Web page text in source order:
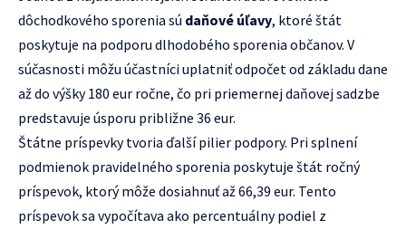
dôchodkového sporenia sú daňové úľavy, ktoré štát
poskytuje na podporu dlhodobého sporenia občanov. V
súčasnosti môžu účastníci uplatniť odpočet od základu dane
až do výšky 180 eur ročne, čo pri priemernej daňovej sadzbe
predstavuje úsporu približne 36 eur.
Štátne príspevky tvoria ďalší pilier podpory. Pri splnení
podmienok pravidelného sporenia poskytuje štát ročný
príspevok, ktorý môže dosiahnuť až 66,39 eur. Tento
príspevok sa vypočítava ako percentuálny podiel z